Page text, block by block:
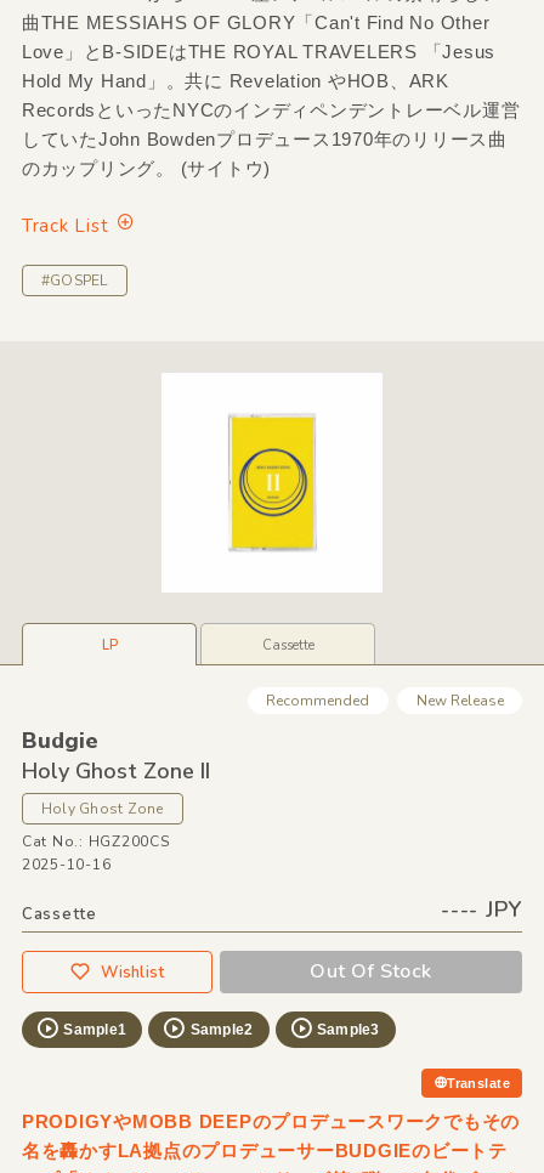
曲THE MESSIAHS OF GLORY「Can't Find No Other
Love」とB-SIDEはTHE ROYAL TRAVELERS 「Jesus
Hold My Hand」。共に Revelation やHOB、ARK
RecordsといったNYCのインディペンデントレーベル運営
していたJohn Bowdenプロデュース1970年のリリース曲
のカップリング。 (サイトウ)
Track List
#GOSPEL
LP Cassette
Recommended New Release
Budgie
Holy Ghost Zone II
Holy Ghost Zone
Cat No.: HGZ200CS
2025-10-16
Cassette ---- JPY
Wishlist Out Of Stock
Sample1 Sample2 Sample3
Translate
PRODIGYやMOBB DEEPのプロデュースワークでもその
名を轟かすLA拠点のプロデューサーBUDGIEのビートテ